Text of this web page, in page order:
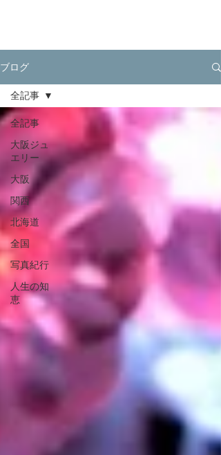
ブログ
全記事
大阪ジュ
エリー
大阪
関西
北海道
全国
写真紀行
人生の知
恵
全記事